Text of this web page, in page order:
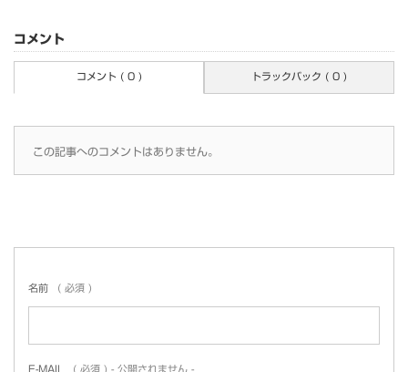
コメント
コメント ( 0 ) トラックバック ( 0 )
この記事へのコメントはありません。
名前 ( 必須 )
E-MAIL ( 必須 ) - 公開されません -